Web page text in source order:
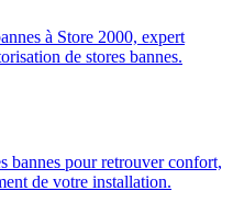
à Store 2000, expert
de stores bannes.
bannes pour retrouver confort,
de votre installation.